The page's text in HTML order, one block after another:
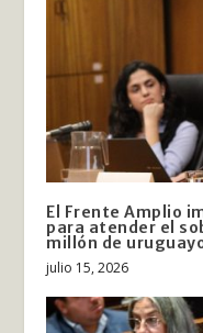
El Frente Amplio
para atender el
millón de
julio 15, 2026